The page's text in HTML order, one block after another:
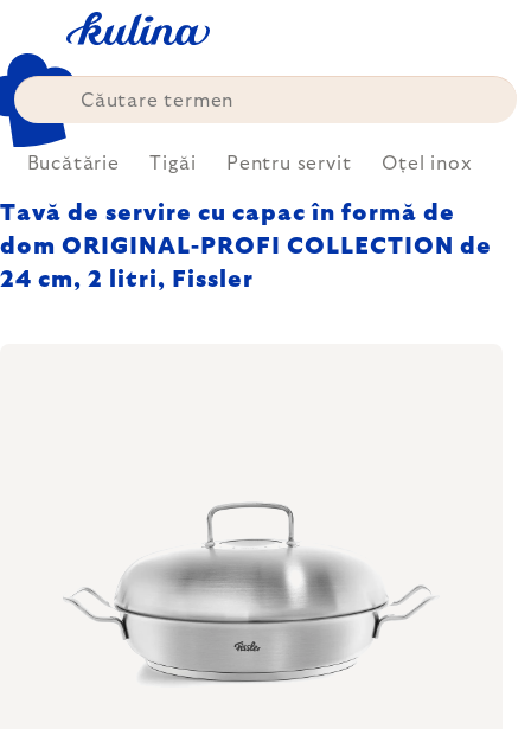
conținut
Bucătărie Tigăi Pentru servit Oțel inox
Tavă de servire cu capac în formă de
dom ORIGINAL-PROFI COLLECTION de
24 cm, 2 litri, Fissler